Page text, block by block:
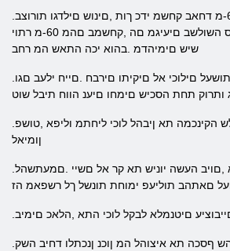
םיטקי .םינוש תונונגס השולשב םיעיגמ םה ,קחשמב םהמ 60-מ רתוי
שיש םימיהדמ .בהוא יכה התאש המ רחב
ותרוק תחת הסכיש םימחו םיענ הווח תיבל שוט
ןומיאל
םאתהב תוליעפ ימוחת תונשל ךל רשפאמ הז
םייבוציע םיטנמלא לבקל לוכי התא ,הלאכ םימיב